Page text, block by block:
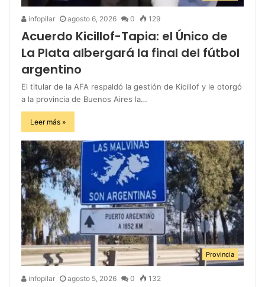
infopilar agosto 6, 2026 0 129
Acuerdo Kicillof-Tapia: el Único de
La Plata albergará la final del fútbol
argentino
El titular de la AFA respaldó la gestión de Kicillof y le otorgó
a la provincia de Buenos Aires la…
Leer más »
Provincia
infopilar agosto 5, 2026 0 132